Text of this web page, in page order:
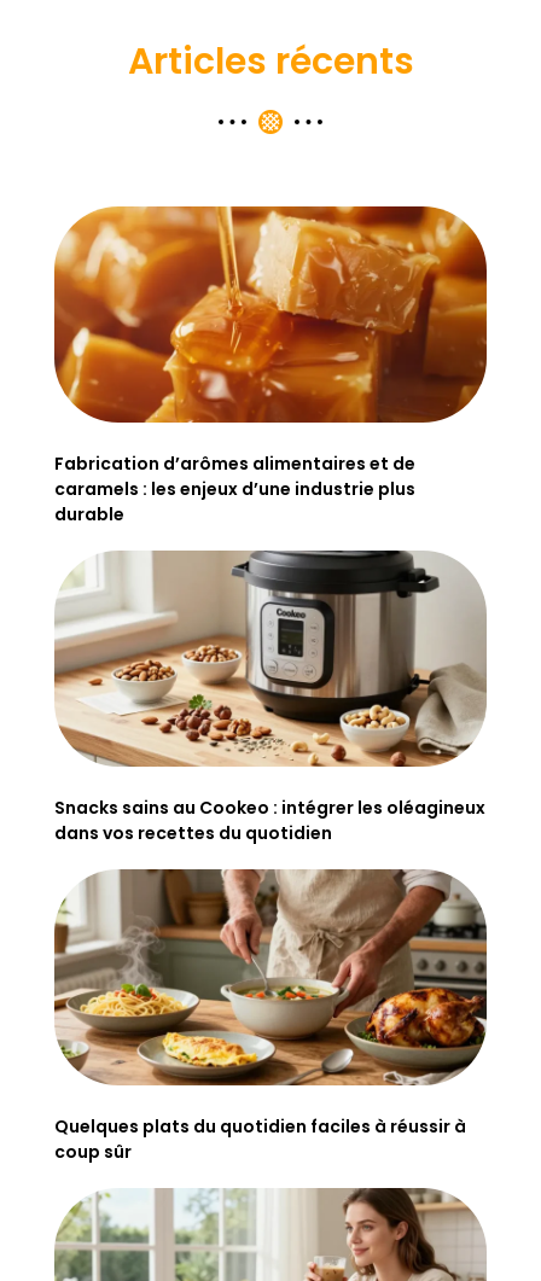
Articles récents
Fabrication d’arômes alimentaires et de
caramels : les enjeux d’une industrie plus
durable
Snacks sains au Cookeo : intégrer les oléagineux
dans vos recettes du quotidien
Quelques plats du quotidien faciles à réussir à
coup sûr